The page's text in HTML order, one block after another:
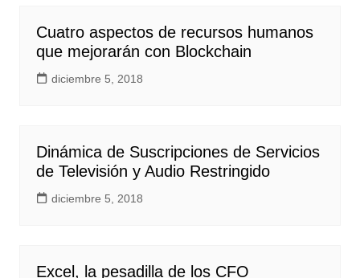
Cuatro aspectos de recursos humanos
que mejorarán con Blockchain
diciembre 5, 2018
Dinámica de Suscripciones de Servicios
de Televisión y Audio Restringido
diciembre 5, 2018
Excel, la pesadilla de los CFO